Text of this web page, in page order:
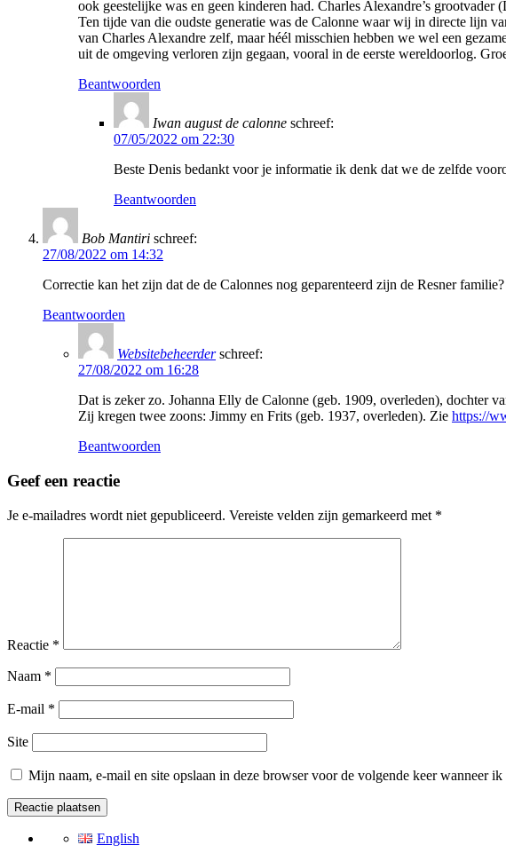
ook geestelijke was en geen kinderen had. Charles Alexandre’s
Ten tijde van die oudste generatie was de Calonne waar wij in directe lijn
van Charles Alexandre zelf, maar héél misschien hebben we wel een
uit de omgeving verloren zijn gegaan, vooral in de eerste wereldoorlog.
Beantwoorden
Iwan august de calonne schreef:
07/05/2022 om 22:30
Beste Denis bedankt voor je informatie ik denk dat we de zelfde
Beantwoorden
Bob Mantiri schreef:
27/08/2022 om 14:32
Correctie kan het zijn dat de de Calonnes nog geparenteerd zijn de Resner familie?
Beantwoorden
Websitebeheerder schreef:
27/08/2022 om 16:28
Dat is zeker zo. Johanna Elly de Calonne (geb. 1909, overleden), dochter
Zij kregen twee zoons: Jimmy en Frits (geb. 1937, overleden). Zie https://
Beantwoorden
Geef een reactie
Je e-mailadres wordt niet gepubliceerd. Vereiste velden zijn gemarkeerd met *
Reactie *
Naam *
E-mail *
Site
Mijn naam, e-mail en site opslaan in deze browser voor de volgende keer wanneer ik
English